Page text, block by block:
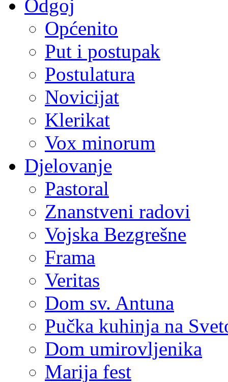
Odgoj
Općenito
Put i postupak
Postulatura
Novicijat
Klerikat
Vox minorum
Djelovanje
Pastoral
Znanstveni radovi
Vojska Bezgrešne
Frama
Veritas
Dom sv. Antuna
Pučka kuhinja na
Dom umirovljenika
Marija fest